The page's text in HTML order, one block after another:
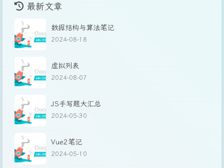
最新文章
数据结构与算法笔记
2024-08-18
虚拟列表
2024-08-07
JS手写题大汇总
2024-05-30
Vue2笔记
2024-05-10